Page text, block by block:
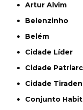
Artur Alvim
Belenzinho
Belém
Cidade Líder
Cidade
Cidade
Conjunto